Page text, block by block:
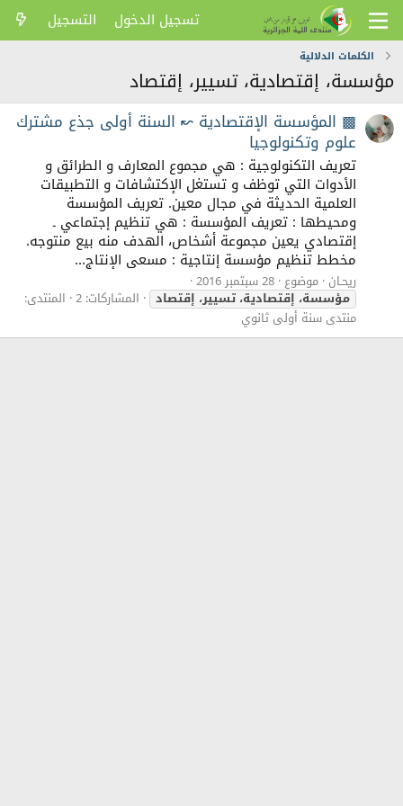
تسجيل الدخول التسجيل
الكلمات الدلالية
مؤسسة، إقتصادية، تسيير، إقتصاد
▩ المؤسسة الإقتصادية ↜ السنة أولى جذع مشترك
علوم وتكنولوجيا
تعريف التكنولوجية : هي مجموع المعارف و الطرائق و
الأدوات التي توظف و تستغل الإكتشافات و التطبيقات
العلمية الحديثة في مجال معين. تعريف المؤسسة
ومحيطها : تعريف المؤسسة : هي تنظيم إجتماعي ـ
إقتصادي يعين مجموعة أشخاص، الهدف منه بيع منتوجه.
مخطط تنظيم مؤسسة إنتاجية : مسعى الإنتاج...
ريحـان موضوع 28 سبتمبر 2016
مؤسسة،إقتصادية،تسيير،إقتصاد المشاركات: 2
المنتدى:
منتدى سنة أولى ثانوي